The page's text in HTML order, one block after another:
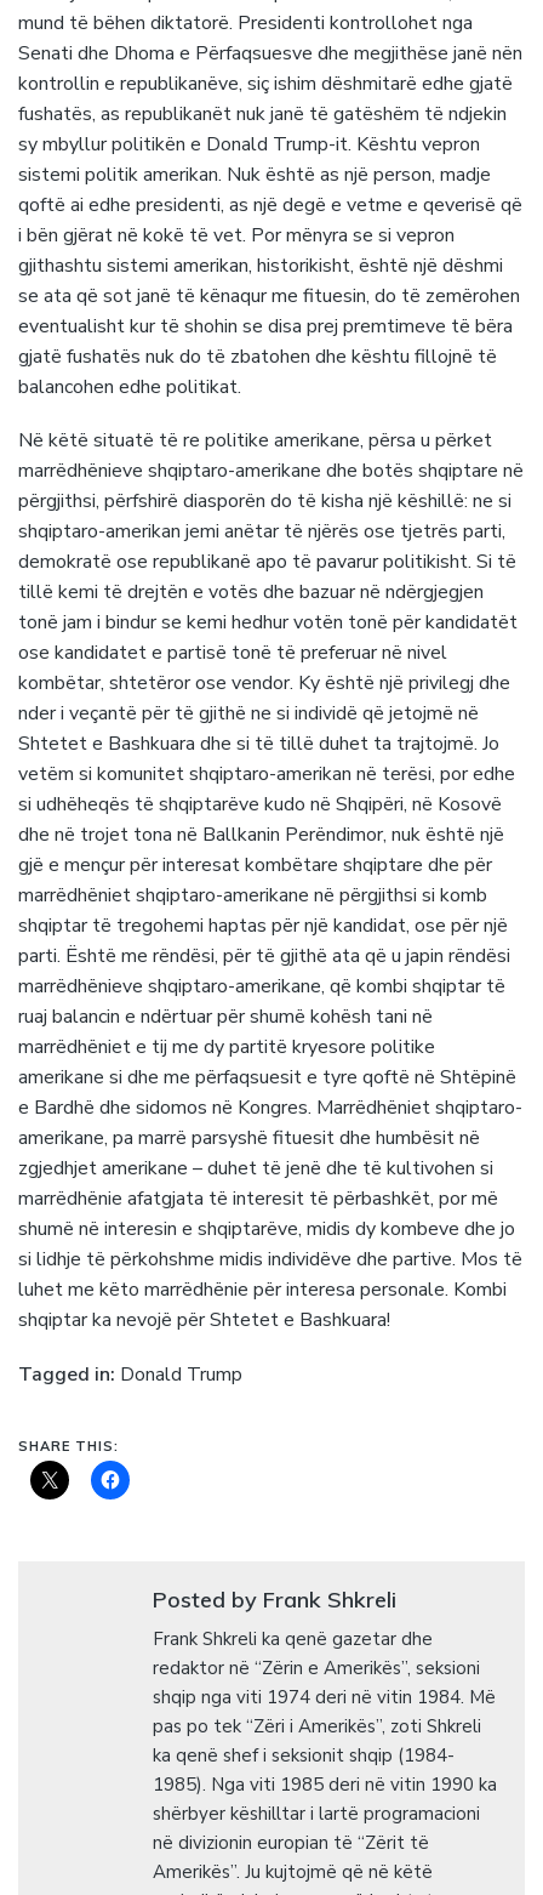
mund të bëhen diktatorë. Presidenti kontrollohet nga
Senati dhe Dhoma e Përfaqsuesve dhe megjithëse janë nën
kontrollin e republikanëve, siç ishim dëshmitarë edhe gjatë
fushatës, as republikanët nuk janë të gatëshëm të ndjekin
sy mbyllur politikën e Donald Trump-it. Kështu vepron
sistemi politik amerikan. Nuk është as një person, madje
qoftë ai edhe presidenti, as një degë e vetme e qeverisë që
i bën gjërat në kokë të vet. Por mënyra se si vepron
gjithashtu sistemi amerikan, historikisht, është një dëshmi
se ata që sot janë të kënaqur me fituesin, do të zemërohen
eventualisht kur të shohin se disa prej premtimeve të bëra
gjatë fushatës nuk do të zbatohen dhe kështu fillojnë të
balancohen edhe politikat.
Në këtë situatë të re politike amerikane, përsa u përket
marrëdhënieve shqiptaro-amerikane dhe botës shqiptare në
përgjithsi, përfshirë diasporën do të kisha një këshillë: ne si
shqiptaro-amerikan jemi anëtar të njërës ose tjetrës parti,
demokratë ose republikanë apo të pavarur politikisht. Si të
tillë kemi të drejtën e votës dhe bazuar në ndërgjegjen
tonë jam i bindur se kemi hedhur votën tonë për kandidatët
ose kandidatet e partisë tonë të preferuar në nivel
kombëtar, shtetëror ose vendor. Ky është një privilegj dhe
nder i veçantë për të gjithë ne si individë që jetojmë në
Shtetet e Bashkuara dhe si të tillë duhet ta trajtojmë. Jo
vetëm si komunitet shqiptaro-amerikan në terësi, por edhe
si udhëheqës të shqiptarëve kudo në Shqipëri, në Kosovë
dhe në trojet tona në Ballkanin Perëndimor, nuk është një
gjë e mençur për interesat kombëtare shqiptare dhe për
marrëdhëniet shqiptaro-amerikane në përgjithsi si komb
shqiptar të tregohemi haptas për një kandidat, ose për një
parti. Është me rëndësi, për të gjithë ata që u japin rëndësi
marrëdhënieve shqiptaro-amerikane, që kombi shqiptar të
ruaj balancin e ndërtuar për shumë kohësh tani në
marrëdhëniet e tij me dy partitë kryesore politike
amerikane si dhe me përfaqsuesit e tyre qoftë në Shtëpinë
e Bardhë dhe sidomos në Kongres. Marrëdhëniet shqiptaro-
amerikane, pa marrë parsyshë fituesit dhe humbësit në
zgjedhjet amerikane – duhet të jenë dhe të kultivohen si
marrëdhënie afatgjata të interesit të përbashkët, por më
shumë në interesin e shqiptarëve, midis dy kombeve dhe jo
si lidhje të përkohshme midis individëve dhe partive. Mos të
luhet me këto marrëdhënie për interesa personale. Kombi
shqiptar ka nevojë për Shtetet e Bashkuara!
Tagged in: Donald Trump
SHARE THIS:
Posted by Frank Shkreli
Frank Shkreli ka qenë gazetar dhe
redaktor në “Zërin e Amerikës”, seksioni
shqip nga viti 1974 deri në vitin 1984. Më
pas po tek “Zëri i Amerikës”, zoti Shkreli
ka qenë shef i seksionit shqip (1984-
1985). Nga viti 1985 deri në vitin 1990 ka
shërbyer këshilltar i lartë programacioni
në divizionin europian të “Zërit të
Amerikës”. Ju kujtojmë që në këtë